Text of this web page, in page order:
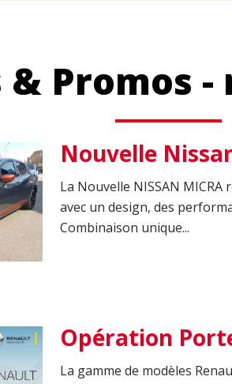
Promos -
Nouvelle
La Nouvelle NISSAN
avec un design, des
Combinaison unique...
Opération
La gamme de modèles